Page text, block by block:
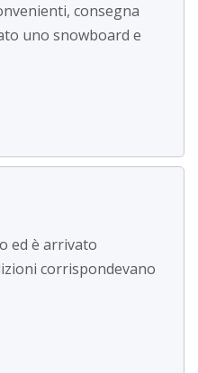
consegna
uno snowboard e
ed è arrivato
corrispondevano